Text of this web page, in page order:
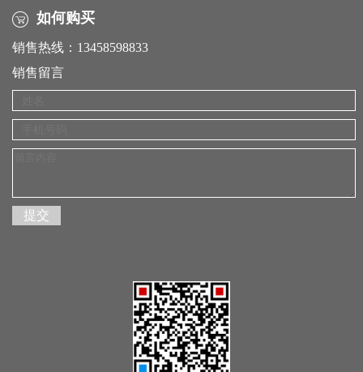
如何购买
销售热线：13458598833
销售留言